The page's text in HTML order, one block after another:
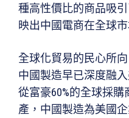
種高性價比的商品吸
映出中國電商在全球
全球化貿易的民心所向
中國製造早已深度融
從富豪60%的全球採購
產，中國製造為美國